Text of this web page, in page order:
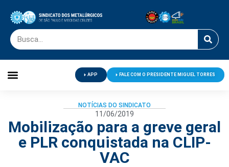
APP FALE COM O PRESIDENTE MIGUEL TORRES
NOTÍCIAS DO SINDICATO
11/06/2019
Mobilização para a greve geral
e PLR conquistada na CLIP-
VAC